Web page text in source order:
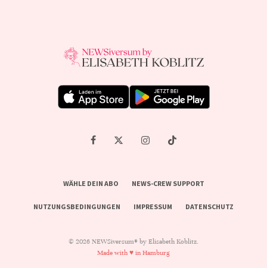
WÄHLE DEIN ABO NEWS-CREW SUPPORT
NUTZUNGSBEDINGUNGEN IMPRESSUM DATENSCHUTZ
© 2026 NEWSiversum® by Elisabeth Koblitz.
Made with ♥ in Hamburg